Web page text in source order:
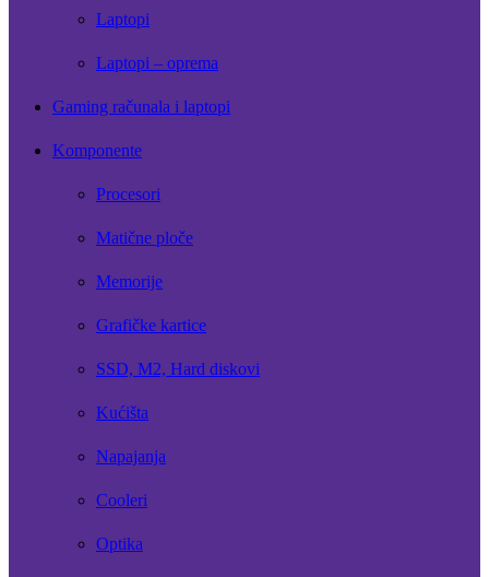
Laptopi
Laptopi – oprema
Gaming računala i laptopi
Komponente
Procesori
Matične ploče
Memorije
Grafičke kartice
SSD, M2, Hard diskovi
Kućišta
Napajanja
Cooleri
Optika